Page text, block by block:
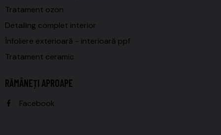
Tratament ozon
Detailing complet interior
Înfoliere exterioară - interioară ppf
Tratament ceramic
RĂMÂNEȚI APROAPE
Facebook